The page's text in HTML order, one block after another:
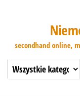
secondhand online,